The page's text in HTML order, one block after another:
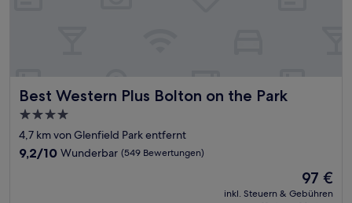
Best Western Plus Bolton on the Park
Best Western Plus Bolton on the Park
4.0-
Sterne-
Unterkunft
4,7 km von Glenfield Park entfernt
9.2
9,2/10 Wunderbar (549 Bewertungen)
Der
Preis
97 €
inkl. Steuern & Gebühren